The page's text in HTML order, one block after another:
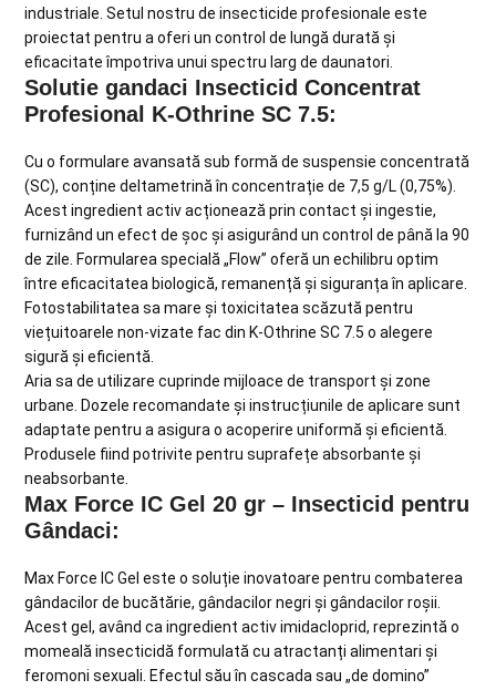
industriale. Setul nostru de insecticide profesionale este
proiectat pentru a oferi un control de lungă durată și
eficacitate împotriva unui spectru larg de daunatori.
Solutie gandaci Insecticid Concentrat
Profesional K-Othrine SC 7.5:
Cu o formulare avansată sub formă de suspensie concentrată
(SC), conține deltametrină în concentrație de 7,5 g/L (0,75%).
Acest ingredient activ acționează prin contact și ingestie,
furnizând un efect de șoc și asigurând un control de până la 90
de zile. Formularea specială „Flow” oferă un echilibru optim
între eficacitatea biologică, remanență și siguranța în aplicare.
Fotostabilitatea sa mare și toxicitatea scăzută pentru
viețuitoarele non-vizate fac din K-Othrine SC 7.5 o alegere
sigură și eficientă.
Aria sa de utilizare cuprinde mijloace de transport și zone
urbane. Dozele recomandate și instrucțiunile de aplicare sunt
adaptate pentru a asigura o acoperire uniformă și eficientă.
Produsele fiind potrivite pentru suprafețe absorbante și
neabsorbante.
Max Force IC Gel 20 gr – Insecticid pentru
Gândaci:
Max Force IC Gel este o soluție inovatoare pentru combaterea
gândacilor de bucătărie, gândacilor negri și gândacilor roșii.
Acest gel, având ca ingredient activ imidacloprid, reprezintă o
momeală insecticidă formulată cu atractanți alimentari și
feromoni sexuali. Efectul său în cascada sau „de domino”